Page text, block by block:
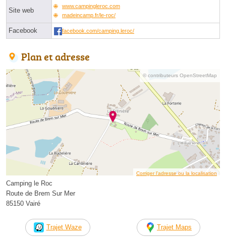
Site web
www.campingleroc.com
madeincamp.fr/le-roc/
Facebook facebook.com/camping.leroc/
Plan et adresse
© contributeurs OpenStreetMap
Corriger l’adresse ou la localisation
Camping le Roc
Route de Brem Sur Mer
85150 Vairé
Trajet Waze Trajet Maps